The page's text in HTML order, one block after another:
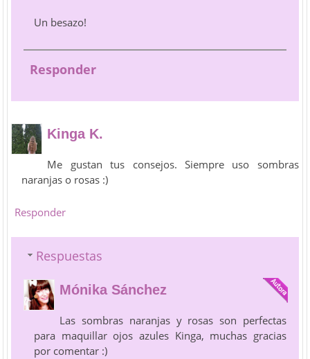
Un besazo!
Responder
Kinga K.
Me gustan tus consejos. Siempre uso sombras
naranjas o rosas :)
Responder
Respuestas
Mónika Sánchez
Las sombras naranjas y rosas son perfectas
para maquillar ojos azules Kinga, muchas gracias
por comentar :)